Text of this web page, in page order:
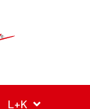
L+K